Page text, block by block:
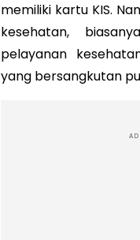
memiliki kartu KIS.
kesehatan,
pelayanan
yang bersangkutan